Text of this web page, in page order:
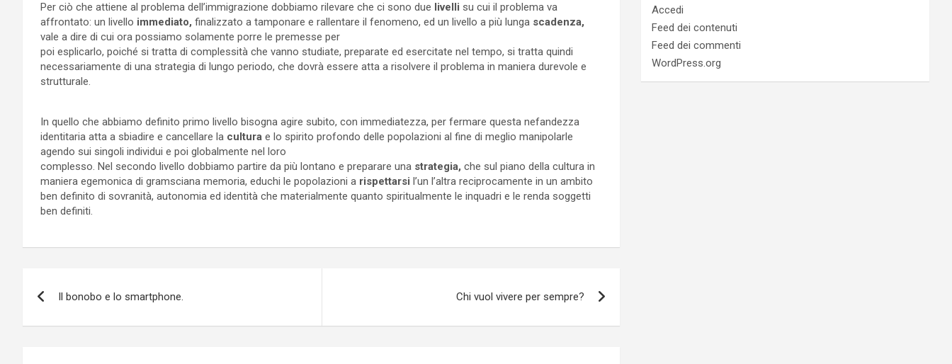
Per ciò che attiene al problema dell’immigrazione dobbiamo rilevare che ci sono due livelli su cui il problema va
affrontato: un livello immediato, finalizzato a tamponare e rallentare il fenomeno, ed un livello a più lunga scadenza,
vale a dire di cui ora possiamo solamente porre le premesse per
poi esplicarlo, poiché si tratta di complessità che vanno studiate, preparate ed esercitate nel tempo, si tratta quindi
necessariamente di una strategia di lungo periodo, che dovrà essere atta a risolvere il problema in maniera durevole e
strutturale.
In quello che abbiamo definito primo livello bisogna agire subito, con immediatezza, per fermare questa nefandezza
identitaria atta a sbiadire e cancellare la cultura e lo spirito profondo delle popolazioni al fine di meglio manipolarle
agendo sui singoli individui e poi globalmente nel loro
complesso. Nel secondo livello dobbiamo partire da più lontano e preparare una strategia, che sul piano della cultura in
maniera egemonica di gramsciana memoria, educhi le popolazioni a rispettarsi l’un l’altra reciprocamente in un ambito
ben definito di sovranità, autonomia ed identità che materialmente quanto spiritualmente le inquadri e le renda soggetti
ben definiti.
articoli
Il bonobo e lo smartphone. Chi vuol vivere per sempre?
Accedi
Feed dei contenuti
Feed dei commenti
WordPress.org